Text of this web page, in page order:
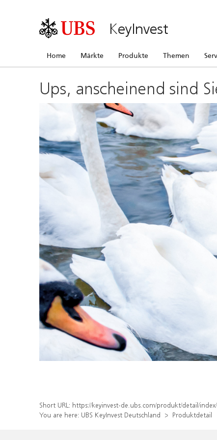
KeyInvest
Home Märkte Produkte Themen
Ups, anscheinend sind
Short URL: https://keyinvest-de.ubs.com/produkt/detail/
You are here: UBS KeyInvest Deutschland Produktdetail